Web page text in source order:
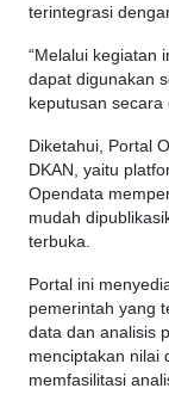
terintegrasi
“Melalui kegiatan
dapat digunakan
keputusan secara
Diketahui, Portal
DKAN, yaitu
Opendata
mudah
terbuka.
Portal ini
pemerintah yang
data dan analisis
menciptakan nilai
memfasilitasi